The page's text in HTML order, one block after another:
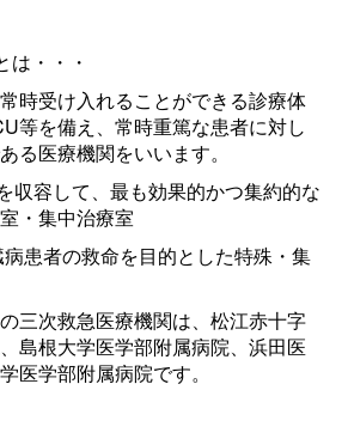
は・・・
時受け入れることができる診療体
等を備え、常時重篤な患者に対し
る医療機関をいいます。
収容して、最も効果的かつ集約的な
・集中治療室
患者の救命を目的とした特殊・集
三次救急医療機関は、松江赤十字
島根大学医学部附属病院、浜田医
医学部附属病院です。